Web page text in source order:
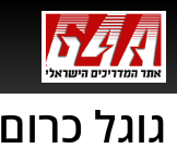
גוגל כרום